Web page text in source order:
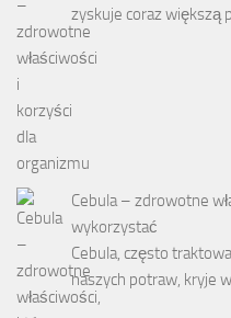
zyskuje coraz większą
Cebula – zdrowotne
wykorzystać
Cebula, często
naszych potraw, kryje